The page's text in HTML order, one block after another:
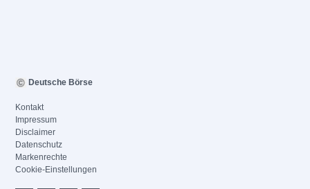
Deutsche Börse
Kontakt
Impressum
Disclaimer
Datenschutz
Markenrechte
Cookie-Einstellungen